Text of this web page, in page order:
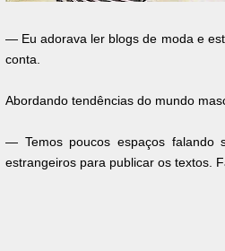
— Eu adorava ler blogs de moda e
conta.
Abordando tendências do mundo
— Temos poucos espaços
estrangeiros para publicar os textos.